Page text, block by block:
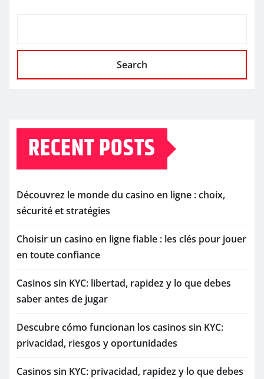
Search
RECENT POSTS
Découvrez le monde du casino en ligne : choix,
sécurité et stratégies
Choisir un casino en ligne fiable : les clés pour jouer
en toute confiance
Casinos sin KYC: libertad, rapidez y lo que debes
saber antes de jugar
Descubre cómo funcionan los casinos sin KYC:
privacidad, riesgos y oportunidades
Casinos sin KYC: privacidad, rapidez y lo que debes